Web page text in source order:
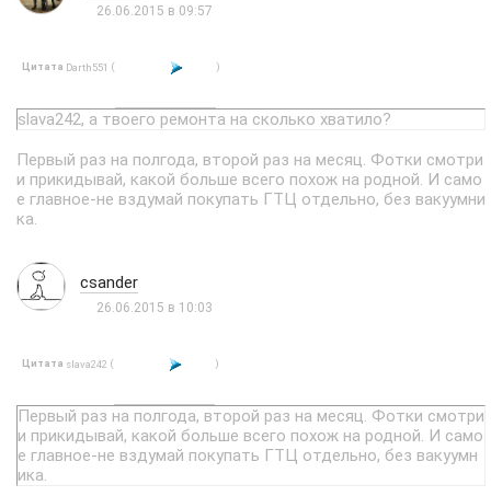
26.06.2015 в 09:57
Цитата Darth551 ( )
slava242, а твоего ремонта на сколько хватило?
Первый раз на полгода, второй раз на месяц. Фотки смотри
и прикидывай, какой больше всего похож на родной. И само
е главное-не вздумай покупать ГТЦ отдельно, без вакуумни
ка.
csander
26.06.2015 в 10:03
Цитата slava242 ( )
Первый раз на полгода, второй раз на месяц. Фотки смотри
и прикидывай, какой больше всего похож на родной. И само
е главное-не вздумай покупать ГТЦ отдельно, без вакуумн
ика.